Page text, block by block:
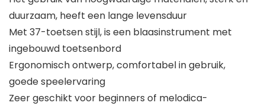
duurzaam, heeft een lange levensduur
Met 37-toetsen stijl, is een blaasinstrument met
ingebouwd toetsenbord
Ergonomisch ontwerp, comfortabel in gebruik,
goede speelervaring
Zeer geschikt voor beginners of melodica-